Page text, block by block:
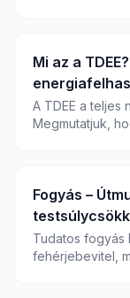
Mi az a
A TDEE a teljes
Megmutatjuk,
Fogyás –
Tudatos fogyás
fehérjebevitel,